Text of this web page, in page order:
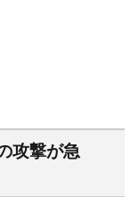
攻撃が急